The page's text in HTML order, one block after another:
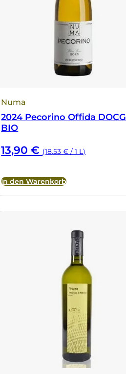
Numa
2024 Pecorino Offida DOCG
BIO
13,90€ (18,53 € / 1 L)
In den Warenkorb